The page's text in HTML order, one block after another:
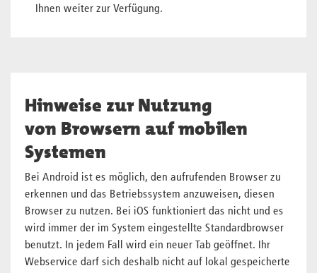
Ihnen weiter zur Verfügung.
Hinweise zur Nutzung
von Browsern auf mobilen
Systemen
Bei Android ist es möglich, den aufrufenden Browser zu
erkennen und das Betriebssystem anzuweisen, diesen
Browser zu nutzen. Bei iOS funktioniert das nicht und es
wird immer der im System eingestellte Standardbrowser
benutzt. In jedem Fall wird ein neuer Tab geöffnet. Ihr
Webservice darf sich deshalb nicht auf lokal gespeicherte